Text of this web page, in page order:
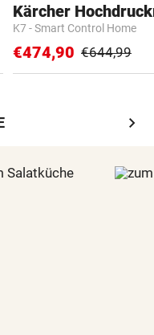
Kärcher
K7 - Smart Control Home
€474,90 €644,99
chevron_right